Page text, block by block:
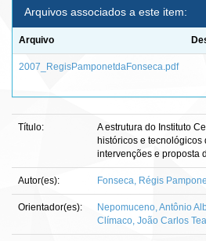
Arquivos associados a este item:
Arquivo
2007_RegisPamponetdaFonseca.pdf
Título:
A estrutura do Instituto
históricos e tecnológicos
intervenções e proposta
Autor(es): Fonseca, Régis
Orientador(es):
Nepomuceno, Antônio
Clímaco, João Carlos